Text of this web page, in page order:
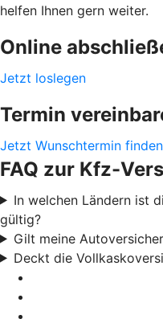
helfen Ihnen gern weiter.
Online
Jetzt loslegen
Termin
Jetzt Wunschtermin finden
FAQ zur Kfz-
In welchen Ländern ist
gültig?
Gilt meine
Deckt die